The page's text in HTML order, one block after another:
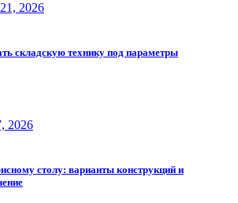
2026
складскую технику под параметры
2026
столу: варианты конструкций и